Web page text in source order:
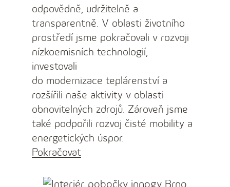
odpovědně, udržitelně a
transparentně. V oblasti životního
prostředí jsme pokračovali v rozvoji
nízkoemisních technologií,
investovali
do modernizace teplárenství a
rozšířili naše aktivity v oblasti
obnovitelných zdrojů. Zároveň jsme
také podpořili rozvoj čisté mobility a
energetických úspor.
Pokračovat